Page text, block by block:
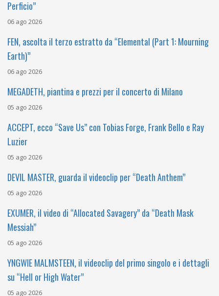
Perficio”
06 ago 2026
FEN, ascolta il terzo estratto da “Elemental (Part 1: Mourning
Earth)”
06 ago 2026
MEGADETH, piantina e prezzi per il concerto di Milano
05 ago 2026
ACCEPT, ecco “Save Us” con Tobias Forge, Frank Bello e Ray
Luzier
05 ago 2026
DEVIL MASTER, guarda il videoclip per “Death Anthem”
05 ago 2026
EXUMER, il video di “Allocated Savagery” da “Death Mask
Messiah”
05 ago 2026
YNGWIE MALMSTEEN, il videoclip del primo singolo e i dettagli
su “Hell or High Water”
05 ago 2026